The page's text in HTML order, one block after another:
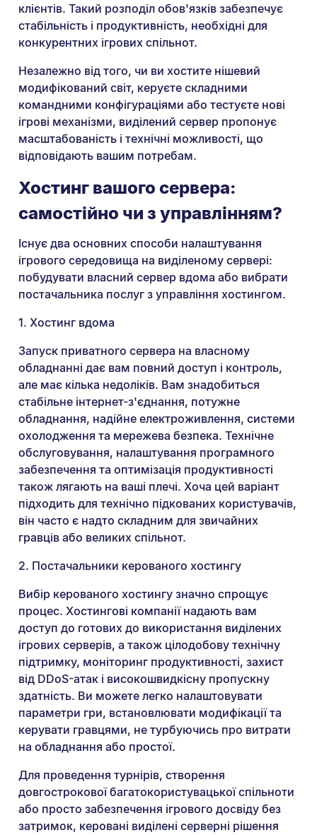
клієнтів. Такий розподіл обов'язків забезпечує
стабільність і продуктивність, необхідні для
конкурентних ігрових спільнот.
Незалежно від того, чи ви хостите нішевий
модифікований світ, керуєте складними
командними конфігураціями або тестуєте нові
ігрові механізми, виділений сервер пропонує
масштабованість і технічні можливості, що
відповідають вашим потребам.
Хостинг вашого сервера:
самостійно чи з управлінням?
Існує два основних способи налаштування
ігрового середовища на виділеному сервері:
побудувати власний сервер вдома або вибрати
постачальника послуг з управління хостингом.
1. Хостинг вдома
Запуск приватного сервера на власному
обладнанні дає вам повний доступ і контроль,
але має кілька недоліків. Вам знадобиться
стабільне інтернет-з'єднання, потужне
обладнання, надійне електроживлення, системи
охолодження та мережева безпека. Технічне
обслуговування, налаштування програмного
забезпечення та оптимізація продуктивності
також лягають на ваші плечі. Хоча цей варіант
підходить для технічно підкованих користувачів,
він часто є надто складним для звичайних
гравців або великих спільнот.
2. Постачальники керованого хостингу
Вибір керованого хостингу значно спрощує
процес. Хостингові компанії надають вам
доступ до готових до використання виділених
ігрових серверів, а також цілодобову технічну
підтримку, моніторинг продуктивності, захист
від DDoS-атак і високошвидкісну пропускну
здатність. Ви можете легко налаштовувати
параметри гри, встановлювати модифікації та
керувати гравцями, не турбуючись про витрати
на обладнання або простої.
Для проведення турнірів, створення
довгострокової багатокористувацької спільноти
або просто забезпечення ігрового досвіду без
затримок, керовані виділені серверні рішення